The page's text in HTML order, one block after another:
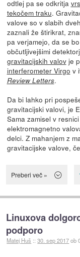
odtlej pa se odkritja
tekočem traku.
valove so v slabih
zaznali že štirikrat,
pa verjamejo, da se
občutljivejšimi
gravitacijskih valovje
interferometer Virgo v
Review Letters.
Da bi lahko pri
gravitacijski valovi, je
Sama zamisel v
elektromagnetno
delci. Z mahanjem z
gravitacijske valove,
Preberi več »
Linuxova
podporo
Matej Huš ::30. sep 2017ob